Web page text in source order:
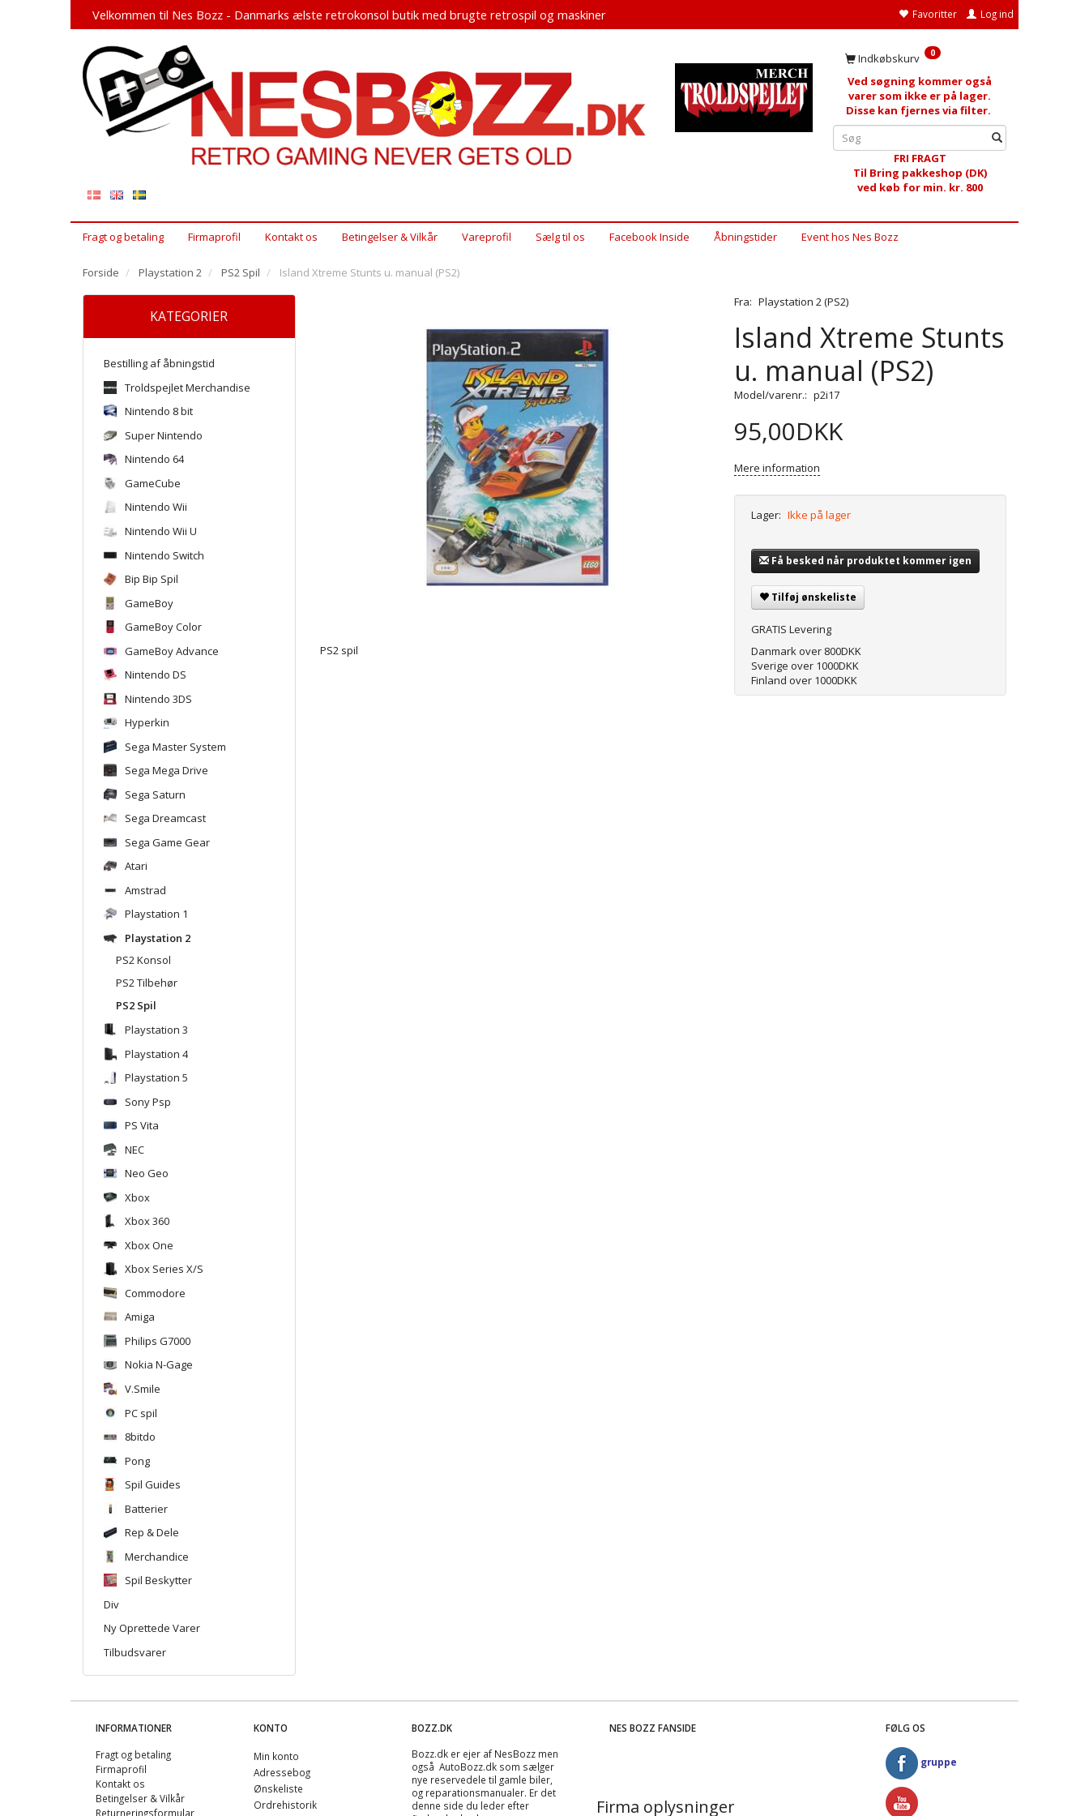
Favoritter Log ind
Velkommen til Nes Bozz - Danmarks ælste retrokonsol butik med brugte retrospil og maskiner
Indkøbskurv 0
Ved søgning kommer også
varer som ikke er på lager.
Disse kan fjernes via filter.
FRI FRAGT
Til Bring pakkeshop (DK)
ved køb for min. kr. 800
Fragt og betaling Firmaprofil Kontakt os Betingelser & Vilkår Vareprofil Sælg til os Facebook Inside Åbningstider Event hos Nes Bozz
Forside Playstation 2 PS2 Spil Island Xtreme Stunts u. manual (PS2)
KATEGORIER
Bestilling af åbningstid
Troldspejlet Merchandise
Nintendo 8 bit
Super Nintendo
Nintendo 64
GameCube
Nintendo Wii
Nintendo Wii U
Nintendo Switch
Bip Bip Spil
GameBoy
GameBoy Color
GameBoy Advance
Nintendo DS
Nintendo 3DS
Hyperkin
Sega Master System
Sega Mega Drive
Sega Saturn
Sega Dreamcast
Sega Game Gear
Atari
Amstrad
Playstation 1
Playstation 2
PS2 Konsol
PS2 Tilbehør
PS2 Spil
Playstation 3
Playstation 4
Playstation 5
Sony Psp
PS Vita
NEC
Neo Geo
Xbox
Xbox 360
Xbox One
Xbox Series X/S
Commodore
Amiga
Philips G7000
Nokia N-Gage
V.Smile
PC spil
8bitdo
Pong
Spil Guides
Batterier
Rep & Dele
Merchandice
Spil Beskytter
Div
Ny Oprettede Varer
Tilbudsvarer
PS2 spil
Fra: Playstation 2 (PS2)
Island Xtreme Stunts
u. manual (PS2)
Model/varenr.: p2i17
95,00DKK
Mere information
Lager: Ikke på lager
Få besked når produktet kommer igen
Tilføj ønskeliste
GRATIS Levering
Danmark over 800DKK
Sverige over 1000DKK
Finland over 1000DKK
INFORMATIONER
Fragt og betaling
Firmaprofil
Kontakt os
Betingelser & Vilkår
Returneringsformular
KONTO
Min konto
Adressebog
Ønskeliste
Ordrehistorik
BOZZ.DK
Bozz.dk er ejer af NesBozz men
også AutoBozz.dk som sælger
nye reservedele til gamle biler,
og reparationsmanualer. Er det
denne side du leder efter
NES BOZZ FANSIDE
Firma oplysninger
FØLG OS
gruppe